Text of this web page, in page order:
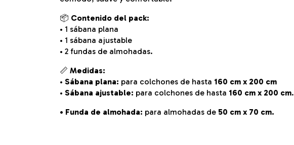
📦 Contenido del pack:
• 1 sábana plana
• 1 sábana ajustable
• 2 fundas de almohadas.
📏 Medidas:
• Sábana plana: para colchones de hasta 160 cm x 200 cm
• Sábana ajustable: para colchones de hasta 160 cm x 200 cm.
• Funda de almohada: para almohadas de 50 cm x 70 cm.